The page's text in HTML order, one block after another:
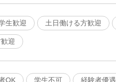
生歓迎 土日働ける方歓迎
迎
OK 学生不可 経験者優遇